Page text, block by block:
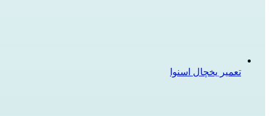
تعمیر یخچال اسنوا